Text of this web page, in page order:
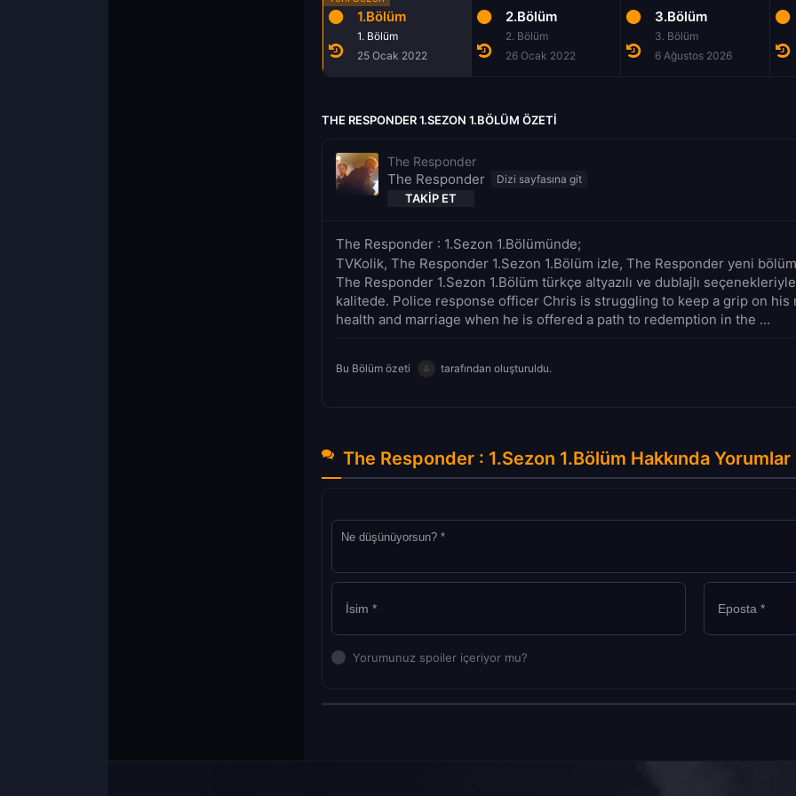
1.Bölüm
1. Bölüm
25 Ocak 2022
2.Bölüm
2. Bölüm
26 Ocak 2022
3.Bölüm
3. Bölüm
6 Ağustos 2026
THE RESPONDER 1.SEZON 1.BÖLÜM ÖZETI
The Responder
The Responder
TAKIP ET
The Responder : 1.Sezon 1.Bölümünde;
TVKolik, The Responder 1.Sezon 1.Bölüm izle, The Responder yeni
The Responder 1.Sezon 1.Bölüm türkçe altyazılı ve dublajlı
kalitede. Police response officer Chris is struggling to keep a grip on his
health and marriage when he is offered a path to redemption in the ...
Bu Bölüm özeti tarafından oluşturuldu.
The Responder : 1.Sezon 1.Bölüm Hakkında Yorumlar
Yorumunuz spoiler içeriyor mu?